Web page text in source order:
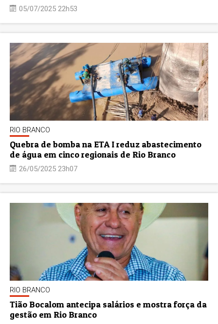
05/07/2025 22h53
RIO BRANCO
Quebra de bomba na ETA I reduz abastecimento
de água em cinco regionais de Rio Branco
26/05/2025 23h07
RIO BRANCO
Tião Bocalom antecipa salários e mostra força da
gestão em Rio Branco